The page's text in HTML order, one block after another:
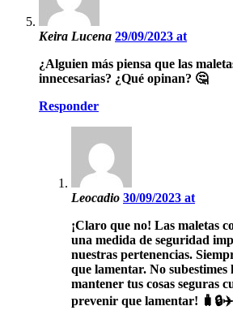
Keira Lucena 29/09/2023 at
¿Alguien más piensa que las
innecesarias? ¿Qué opinan? 🤔
Responder
Leocadio 30/09/2023 at
¡Claro que no! Las maletas
una medida de seguridad
nuestras pertenencias.
que lamentar. No
mantener tus cosas seguras
prevenir que lamentar! 🧳🔒✈️